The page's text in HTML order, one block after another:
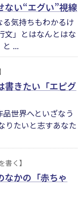
ない“エグい”視線
気持ちもわかるけ
文」とはなんとはな
...
書きたい「エピグ
品世界へといざなう
りたいと志すあなた
書く】
なかの「赤ちゃ